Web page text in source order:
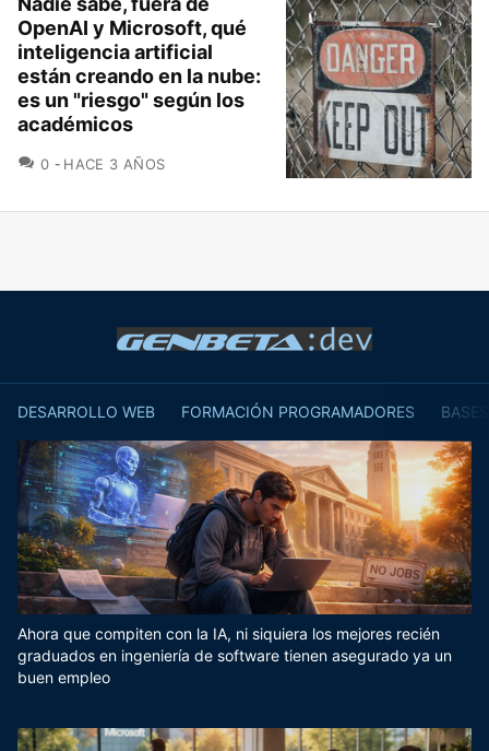
OpenAI y Microsoft, qué
inteligencia artificial
están creando en la nube:
es un "riesgo" según los
académicos
0 COMENTARIOS
HACE 3 AÑOS
DESARROLLO WEB FORMACIÓN PROGRAMADORES
Ahora que compiten con la IA, ni siquiera los mejores recién
graduados en ingeniería de software tienen asegurado ya un
buen empleo